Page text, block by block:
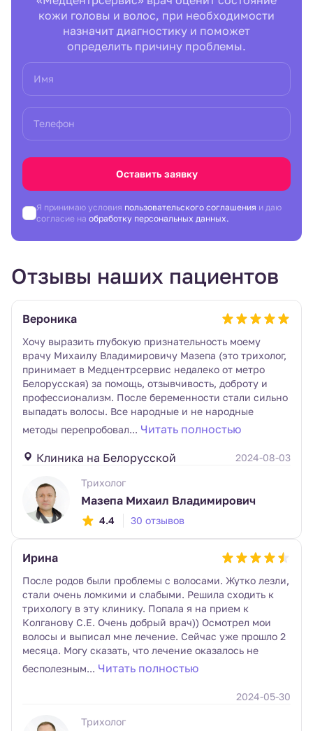
кожи головы и волос, при необходимости
назначит диагностику и поможет
определить причину проблемы.
Имя
Телефон
Оставить заявку
Я принимаю условия пользовательского соглашения и даю
согласие на обработку персональных данных.
Отзывы наших пациентов
Вероника
Хочу выразить глубокую признательность моему
врачу Михаилу Владимировичу Мазепа (это трихолог,
принимает в Медцентрсервис недалеко от метро
Белорусская) за помощь, отзывчивость, доброту и
профессионализм. После беременности стали сильно
выпадать волосы. Все народные и не народные
методы перепробовал... Читать полностью
Клиника на Белорусской 2024-08-03
Трихолог
Мазепа Михаил Владимирович
4.4 30 отзывов
Ирина
После родов были проблемы с волосами. Жутко лезли,
стали очень ломкими и слабыми. Решила сходить к
трихологу в эту клинику. Попала я на прием к
Колганову С.Е. Очень добрый врач)) Осмотрел мои
волосы и выписал мне лечение. Сейчас уже прошло 2
месяца. Могу сказать, что лечение оказалось не
бесполезным... Читать полностью
2024-05-30
Трихолог